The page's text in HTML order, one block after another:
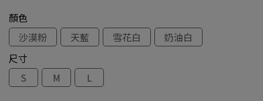
顏色
沙漠粉
天藍 雪花白
奶油白
尺寸
S
M L